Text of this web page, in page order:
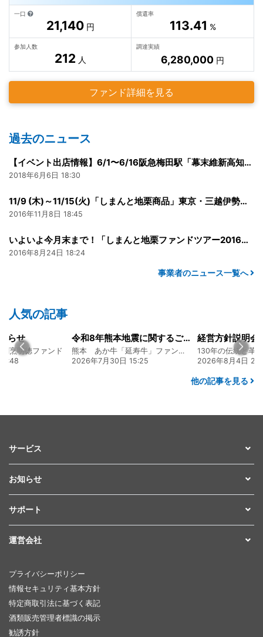
一口
21,140円
償還率
113.41 %
参加人数
212人
調達実績
6,280,000 円
ファンド詳細を見る
過去のニュース
【イベント出店情報】6/1〜6/16阪急梅田駅「幕末維新高知四万十物産展」
2018年6月6日 18:30
11/9 (木)～11/15(火)「しまんと地栗商品」東京・三越伊勢丹新宿店にて出店！
2016年11月8日 18:45
いよいよ今月末まで！「しまんと地栗ファンドツアー2016」のお知らせ！
2016年8月24日 18:24
事業者のニュース一覧へ
人気の記事
らせ
烹明徳ファンド
令和8年熊本地震に関するご報告
熊本 あか牛「延寿牛」ファンド2026
2026年7月30日 15:25
2026年8月4日
他の記事を見る
サービス
お知らせ
サポート
運営会社
プライバシーポリシー
情報セキュリティ基本方針
特定商取引法に基づく表記
酒類販売管理者標識の掲示
勧誘方針